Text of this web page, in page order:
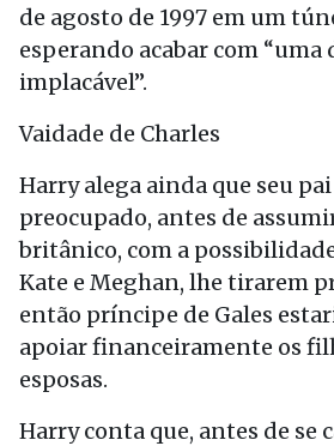
de agosto de 1997 em um
esperando acabar com “uma
implacável”.
Vaidade de Charles
Harry alega ainda que seu
preocupado, antes de
britânico, com a
Kate e Meghan, lhe tirarem
então príncipe de Gales
apoiar financeiramente os
esposas.
Harry conta que, antes de se